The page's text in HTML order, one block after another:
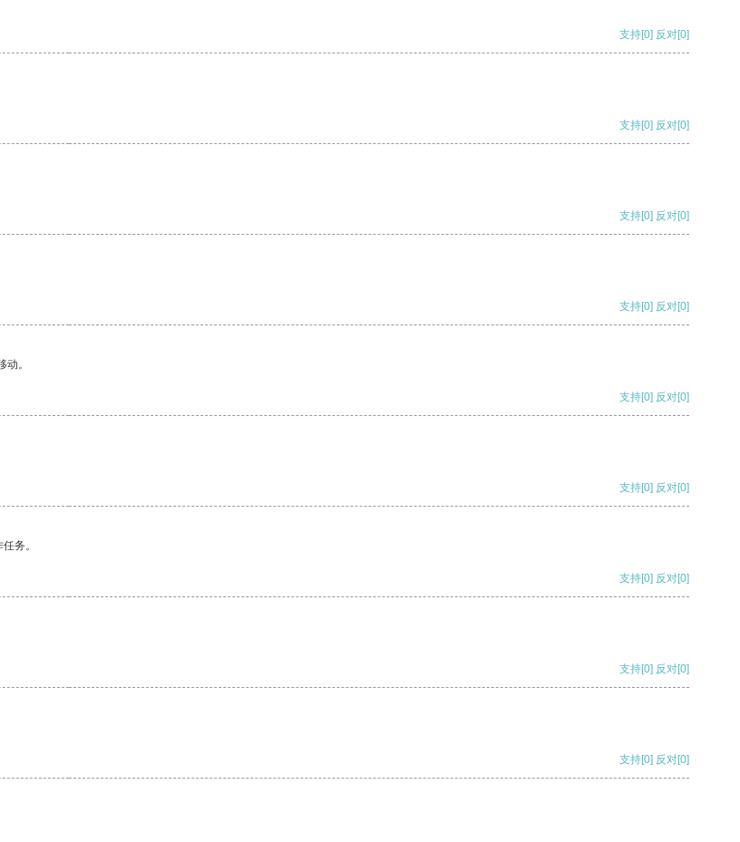
支持[0] 反对[0]
支持[0] 反对[0]
支持[0] 反对[0]
支持[0] 反对[0]
。
支持[0] 反对[0]
支持[0] 反对[0]
务。
支持[0] 反对[0]
支持[0] 反对[0]
支持[0] 反对[0]